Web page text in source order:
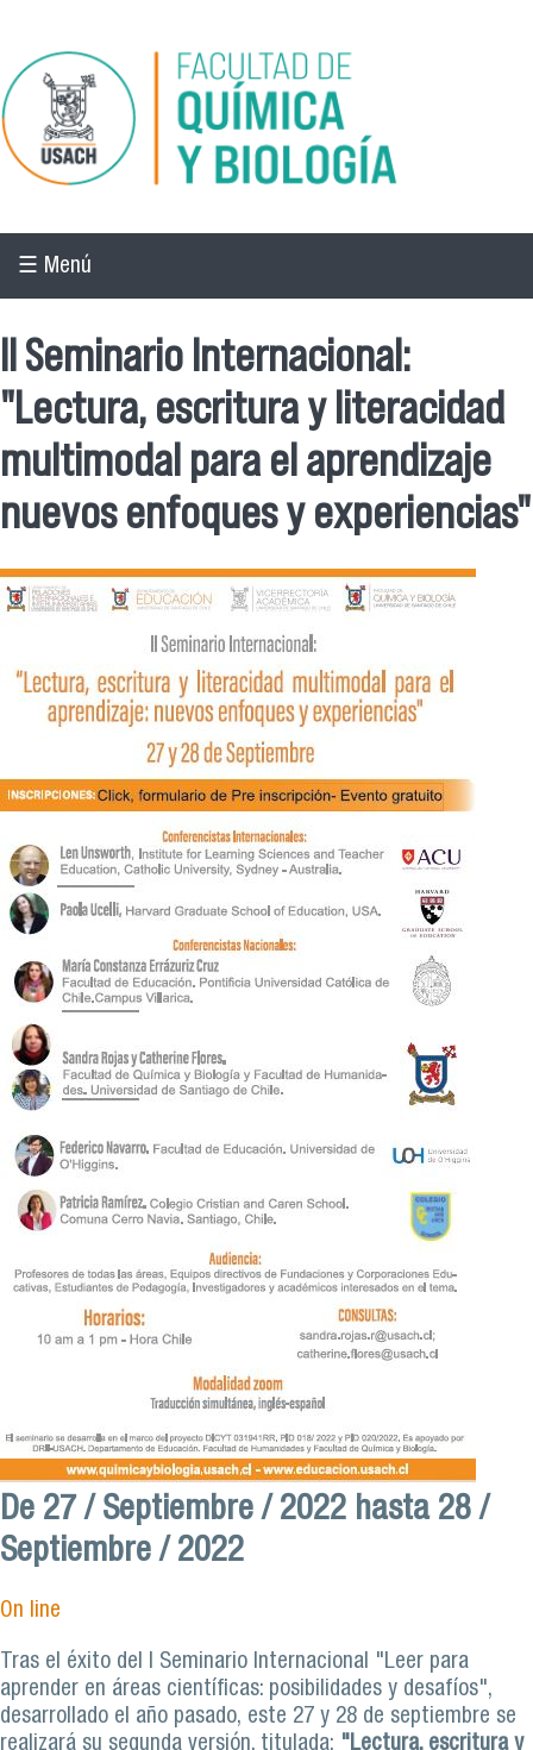
Pasar al contenido principal
☰ Menú
II Seminario Internacional:
"Lectura, escritura y literacidad
multimodal para el aprendizaje
nuevos enfoques y experiencias"
De 27 / Septiembre / 2022 hasta 28 /
Septiembre / 2022
On line
Tras el éxito del I Seminario Internacional "Leer para
aprender en áreas científicas: posibilidades y desafíos",
desarrollado el año pasado, este 27 y 28 de septiembre se
realizará su segunda versión, titulada: "Lectura, escritura y